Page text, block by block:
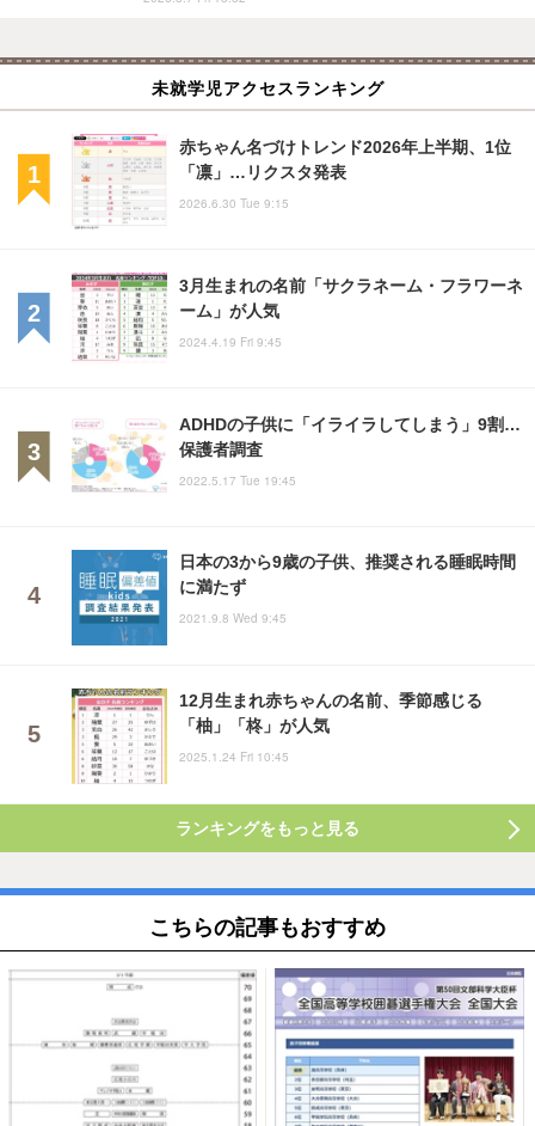
未就学児アクセスランキング
赤ちゃん名づけトレンド2026年上半期、1位
「凛」…リクスタ発表
2026.6.30 Tue 9:15
3月生まれの名前「サクラネーム・フラワーネ
ーム」が人気
2024.4.19 Fri 9:45
ADHDの子供に「イライラしてしまう」9割…
保護者調査
2022.5.17 Tue 19:45
日本の3から9歳の子供、推奨される睡眠時間
に満たず
2021.9.8 Wed 9:45
12月生まれ赤ちゃんの名前、季節感じる
「柚」「柊」が人気
2025.1.24 Fri 10:45
ランキングをもっと見る
こちらの記事もおすすめ